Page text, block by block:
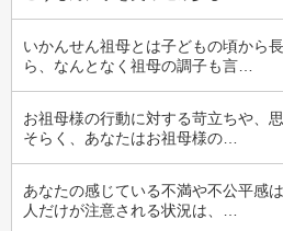
いかんせん祖母とは子どもの頃から
ら、なんとなく祖母の調子も言…
お祖母様の行動に対する苛立ちや、
そらく、あなたはお祖母様の…
あなたの感じている不満や不公平感
人だけが注意される状況は、…